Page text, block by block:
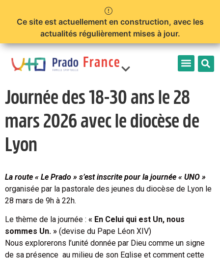
Ce site est actuellement en construction, avec les
actualités régulièrement mises à jour.
France
Prêtres
Limonest
Journée des 18-30 ans le 28
mars 2026 avec le diocèse de
Lyon
La route « Le Prado » s’est inscrite pour la journée « UNO »
organisée par la pastorale des jeunes du diocèse de Lyon le
28 mars de 9h à 22h.
Le thème de la journée : « En Celui qui est Un, nous
sommes Un. » (devise du Pape Léon XIV)
Nous explorerons l’unité donnée par Dieu comme un signe
de sa présence au milieu de son Eglise et comment cette